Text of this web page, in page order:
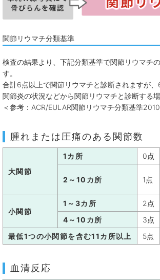
関節リウマチ分類基準
検査の結果より、下記分類基準で関節リウマチ
す。
合計6点以上で関節リウマチと診断されますが
関節炎の状況などから関節リウマチと診断する場
＜参考：ACR/EULAR関節リウマチ分類基準
腫れまたは圧痛のある関節数
大関節
1カ所 0点
2～10カ所 1点
小関節
1～3カ所
2点
4～10カ所
3点
最低1つの小関節を含む11カ所以上
5点
血清反応